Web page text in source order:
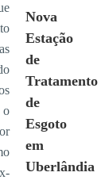
o
Nova
Estação
de
Tratamento
de
Esgoto
em
Uberlândia